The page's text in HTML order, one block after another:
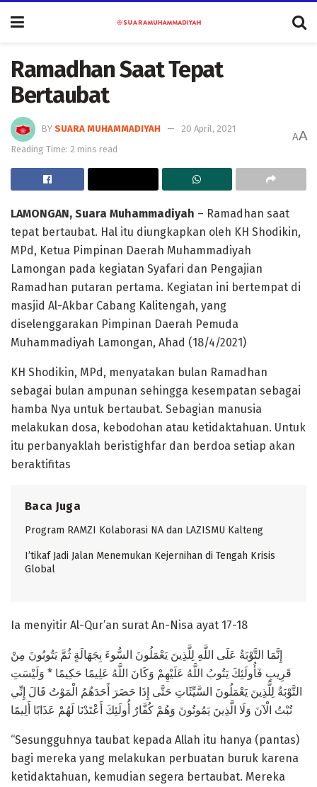
Ramadhan Saat Tepat
Bertaubat
BY SUARA MUHAMMADIYAH
20 April, 2021
Reading Time: 2 mins read
AA
LAMONGAN, Suara Muhammadiyah – Ramadhan saat
tepat bertaubat. Hal itu diungkapkan oleh KH Shodikin,
MPd, Ketua Pimpinan Daerah Muhammadiyah
Lamongan pada kegiatan Syafari dan Pengajian
Ramadhan putaran pertama. Kegiatan ini bertempat di
masjid Al-Akbar Cabang Kalitengah, yang
diselenggarakan Pimpinan Daerah Pemuda
Muhammadiyah Lamongan, Ahad (18/4/2021)
KH Shodikin, MPd, menyatakan bulan Ramadhan
sebagai bulan ampunan sehingga kesempatan sebagai
hamba Nya untuk bertaubat. Sebagian manusia
melakukan dosa, kebodohan atau ketidaktahuan. Untuk
itu perbanyaklah beristighfar dan berdoa setiap akan
beraktifitas
Baca Juga
Program RAMZI Kolaborasi NA dan LAZISMU Kalteng
I’tikaf Jadi Jalan Menemukan Kejernihan di Tengah Krisis
Global
Ia menyitir Al-Qur’an surat An-Nisa ayat 17-18
إِنَّمَا التَّوْبَةُ عَلَى اللَّهِ لِلَّذِينَ يَعْمَلُونَ السُّوءَ بِجَهَالَةٍ ثُمَّ يَتُوبُونَ مِنْ
قَرِيبٍ فَأُولَئِكَ يَتُوبُ اللَّهُ عَلَيْهِمْ وَكَانَ اللَّهُ عَلِيمًا حَكِيمًا * وَلَيْسَتِ
التَّوْبَةُ لِلَّذِينَ يَعْمَلُونَ السَّيِّئَاتِ حَتَّى إِذَا حَضَرَ أَحَدَهُمُ الْمَوْتُ قَالَ إِنِّي
تُبْتُ الْآنَ وَلَا الَّذِينَ يَمُوتُونَ وَهُمْ كُفَّارٌ أُولَئِكَ أَعْتَدْنَا لَهُمْ عَذَابًا أَلِيمًا
“Sesungguhnya taubat kepada Allah itu hanya (pantas)
bagi mereka yang melakukan perbuatan buruk karena
ketidaktahuan, kemudian segera bertaubat. Mereka